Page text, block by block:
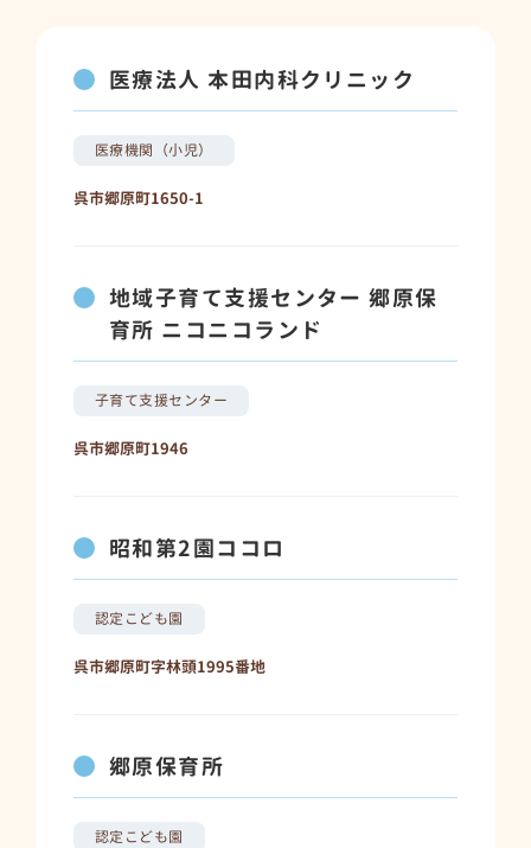
医療法人 本田内科クリニック
医療機関（小児）
呉市郷原町1650-1
地域子育て支援センター 郷原保
育所 ニコニコランド
子育て支援センター
呉市郷原町1946
昭和第2園ココロ
認定こども園
呉市郷原町字林頭1995番地
郷原保育所
認定こども園